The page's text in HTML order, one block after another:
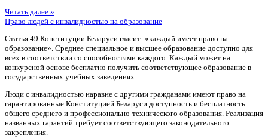
Читать далее »
Право людей с инвалидностью на образование
Статья 49 Конституции Беларуси гласит: «каждый имеет право на
образование». Среднее специальное и высшее образование доступно для
всех в соответствии со способностями каждого. Каждый может на
конкурсной основе бесплатно получить соответствующее образование в
государственных учебных заведениях.
Люди с инвалидностью наравне с другими гражданами имеют право на
гарантированные Конституцией Беларуси доступность и бесплатность
общего среднего и профессионально-технического образования. Реализация
названных гарантий требует соответствующего законодательного
закрепления.